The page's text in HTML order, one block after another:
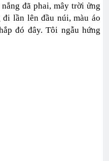
đã phai, mây trời ửng
lần lên đầu núi, màu áo
đó đây. Tôi ngẫu hứng